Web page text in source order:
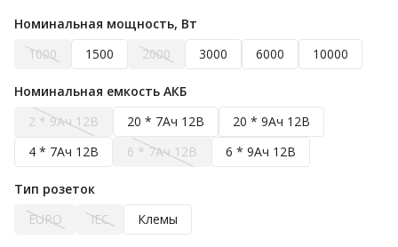
Номинальная мощность, Вт
1000
1500 2000 3000 6000 10000
Номинальная емкость АКБ
2 * 9Ач 12В
20 * 7Ач 12В
20 * 9Ач 12В
4 * 7Ач 12В
6 * 7Ач 12В 6 * 9Ач 12В
Тип розеток
EURO
IEC Клемы